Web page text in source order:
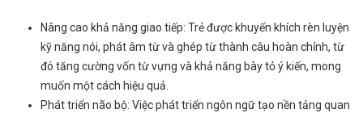
Nâng cao khả năng giao tiếp: Trẻ được khuyến khích rèn luyện
kỹ năng nói, phát âm từ và ghép từ thành câu hoàn chỉnh, từ
đó tăng cường vốn từ vựng và khả năng bày tỏ ý kiến, mong
muốn một cách hiệu quả.
Phát triển não bộ: Việc phát triển ngôn ngữ tạo nền tảng quan